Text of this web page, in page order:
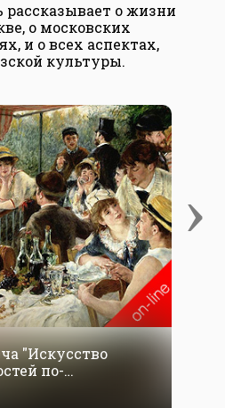
рассказывает о жизни
о московских
и о всех аспектах,
культуры.
›
"Искусство
по-